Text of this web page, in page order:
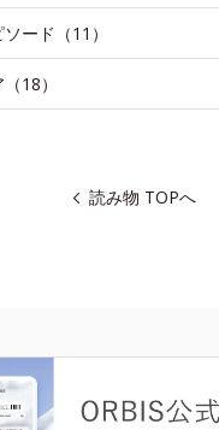
ード（11）
18）
読み物 TOPへ